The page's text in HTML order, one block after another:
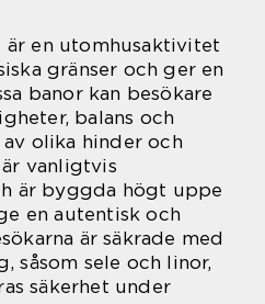
är en utomhusaktivitet
gränser och ger en
banor kan besökare
balans och
olika hinder och
vanligtvis
är byggda högt uppe
en autentisk och
är säkrade med
såsom sele och linor,
säkerhet under